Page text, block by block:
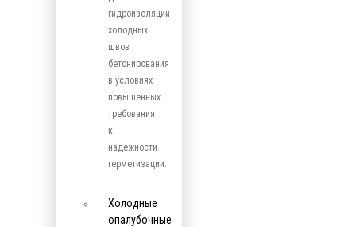
гидроизоляции
холодных
швов
бетонирования
в условиях
повышенных
требования
к
надежности
герметизации.
Холодные
опалубочные